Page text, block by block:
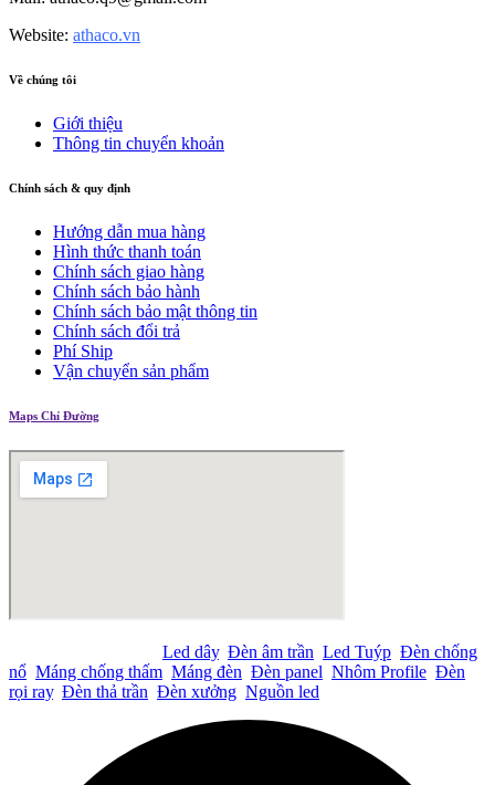
Website: athaco.vn
Về chúng tôi
Giới thiệu
Thông tin chuyển khoản
Chính sách & quy định
Hướng dẫn mua hàng
Hình thức thanh toán
Chính sách giao hàng
Chính sách bảo hành
Chính sách bảo mật thông tin
Chính sách đổi trả
Phí Ship
Vận chuyển sản phẩm
Maps Chỉ Đường
Led dây, Đèn âm trần Led Tuýp Đèn chống
nổ Máng chống thấm Máng đèn Đèn panel Nhôm Profile Đèn
rọi ray, Đèn thả trần Đèn xưởng Nguồn led